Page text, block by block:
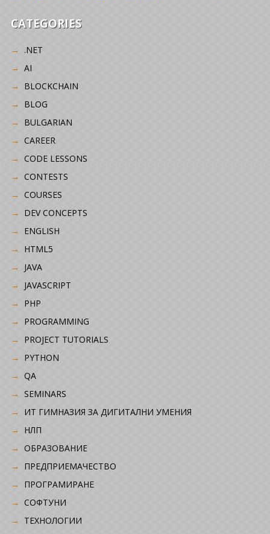
CATEGORIES
.NET
AI
BLOCKCHAIN
BLOG
BULGARIAN
CAREER
CODE LESSONS
CONTESTS
COURSES
DEV CONCEPTS
ENGLISH
HTML5
JAVA
JAVASCRIPT
PHP
PROGRAMMING
PROJECT TUTORIALS
PYTHON
QA
SEMINARS
ИТ ГИМНАЗИЯ ЗА ДИГИТАЛНИ УМЕНИЯ
НЛП
ОБРАЗОВАНИЕ
ПРЕДПРИЕМАЧЕСТВО
ПРОГРАМИРАНЕ
СОФТУНИ
ТЕХНОЛОГИИ